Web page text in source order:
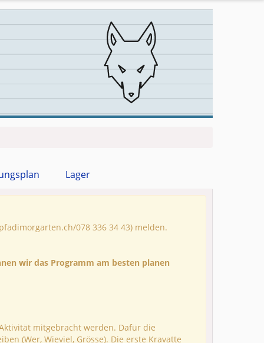
Lager
078 336 34 43) melden.
wir das Programm am besten planen
mitgebracht werden. Dafür die
(Wer, Wieviel, Grösse). Die erste Kravatte